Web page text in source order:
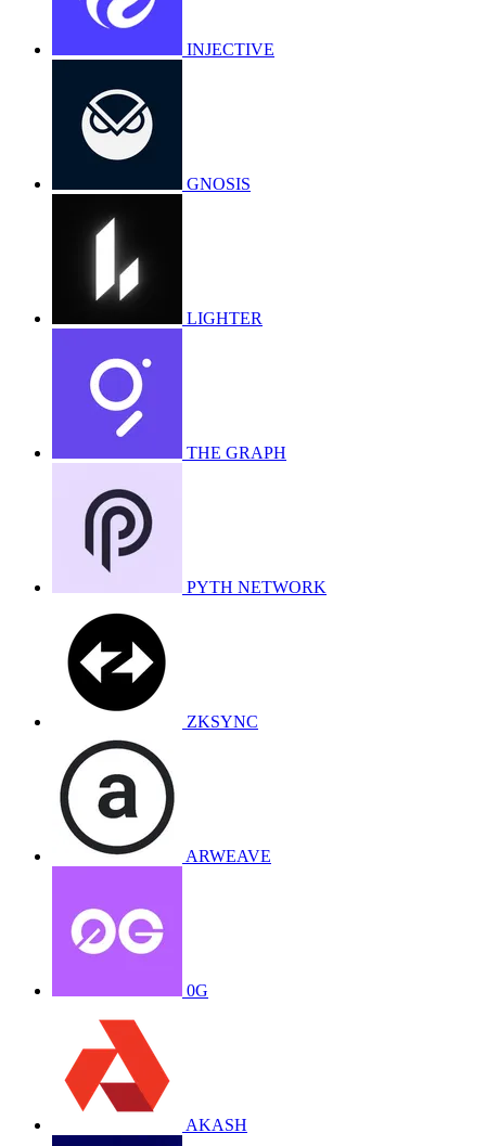
INJECTIVE
GNOSIS
LIGHTER
THE GRAPH
PYTH NETWORK
ZKSYNC
ARWEAVE
0G
AKASH